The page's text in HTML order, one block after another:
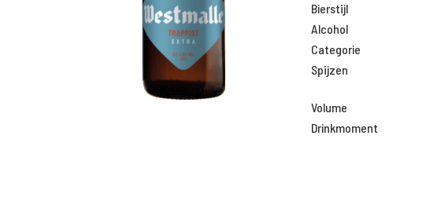
Bierstijl
Alcohol
Categorie
Spijzen
Volume
Drinkmoment